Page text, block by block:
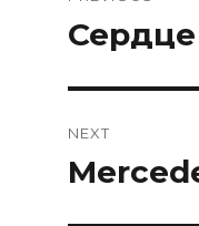
по
Previous
Сердце
NEXT
Next